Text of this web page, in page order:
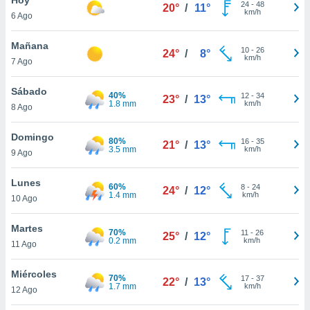
en
más
nuestra
de
cookies
aceptar
6 Ago
20° / 11° 24- 48
km/h
Mañana
7 Ago
24° / 8° 10- 26
km/h
Sábado
8 Ago
40%
1.8 mm
23° / 13° 12- 34
km/h
Domingo
9 Ago
80%
3.5 mm
21° / 13° 16- 35
km/h
Lunes
10 Ago
60%
1.4 mm
24° / 12° 8- 24
km/h
Martes
11 Ago
70%
0.2 mm
25° / 12° 11 - 26
km/h
Miércoles
12 Ago
70%
1.7 mm
22° / 13° 17- 37
km/h